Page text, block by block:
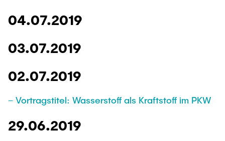
04.07.2019
03.07.2019
02.07.2019
– Vortragstitel: Wasserstoff als Kraftstoff im PKW
29.06.2019